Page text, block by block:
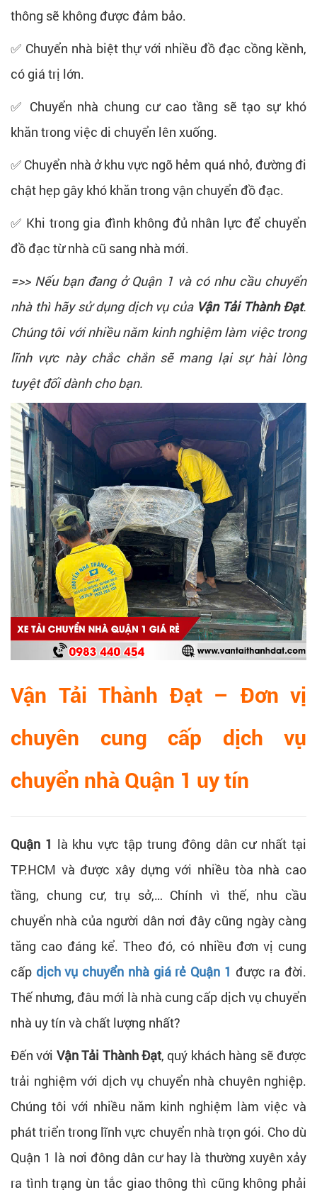
thông sẽ không được đảm bảo.
✅ Chuyển nhà biệt thự với nhiều đồ đạc cồng kềnh,
có giá trị lớn.
✅ Chuyển nhà chung cư cao tầng sẽ tạo sự khó
khăn trong việc di chuyển lên xuống.
✅ Chuyển nhà ở khu vực ngõ hẻm quá nhỏ, đường đi
chật hẹp gây khó khăn trong vận chuyển đồ đạc.
✅ Khi trong gia đình không đủ nhân lực để chuyển
đồ đạc từ nhà cũ sang nhà mới.
=>> Nếu bạn đang ở Quận 1 và có nhu cầu chuyển
nhà thì hãy sử dụng dịch vụ của Vận Tải Thành Đạt.
Chúng tôi với nhiều năm kinh nghiệm làm việc trong
lĩnh vực này chắc chắn sẽ mang lại sự hài lòng
tuyệt đối dành cho bạn.
Vận Tải Thành Đạt – Đơn vị
chuyên cung cấp dịch vụ
chuyển nhà Quận 1 uy tín
Quận 1 là khu vực tập trung đông dân cư nhất tại
TP.HCM và được xây dựng với nhiều tòa nhà cao
tầng, chung cư, trụ sở,… Chính vì thế, nhu cầu
chuyển nhà của người dân nơi đây cũng ngày càng
tăng cao đáng kể. Theo đó, có nhiều đơn vị cung
cấp dịch vụ chuyển nhà giá rẻ Quận 1 được ra đời.
Thế nhưng, đâu mới là nhà cung cấp dịch vụ chuyển
nhà uy tín và chất lượng nhất?
Đến với Vận Tải Thành Đạt, quý khách hàng sẽ được
trải nghiệm với dịch vụ chuyển nhà chuyên nghiệp.
Chúng tôi với nhiều năm kinh nghiệm làm việc và
phát triển trong lĩnh vực chuyển nhà trọn gói. Cho dù
Quận 1 là nơi đông dân cư hay là thường xuyên xảy
ra tình trạng ùn tắc giao thông thì cũng không phải